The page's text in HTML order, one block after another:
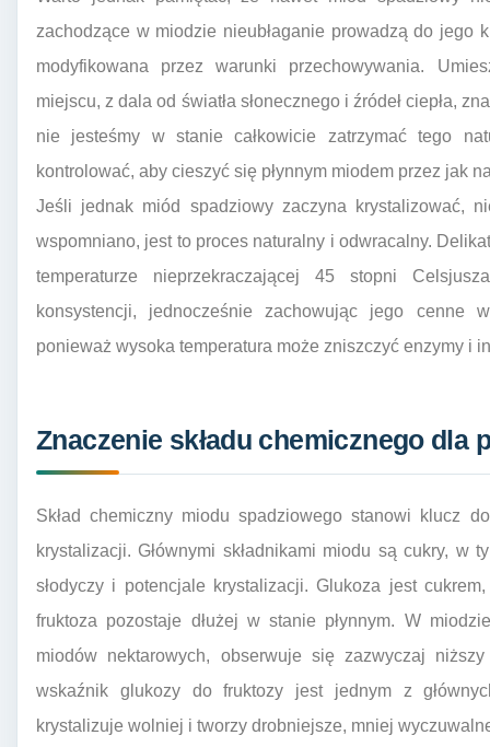
zachodzące w miodzie nieubłaganie prowadzą do jego
modyfikowana przez warunki przechowywania.
miejscu, z dala od światła słonecznego i źródeł ciepła,
nie jesteśmy w stanie całkowicie zatrzymać tego
kontrolować, aby cieszyć się płynnym miodem przez jak
Jeśli jednak miód spadziowy zaczyna krystalizować,
wspomniano, jest to proces naturalny i odwracalny.
temperaturze nieprzekraczającej 45 stopni
konsystencji, jednocześnie zachowując jego cenne
ponieważ wysoka temperatura może zniszczyć enzymy i
Znaczenie składu chemicznego dla
Skład chemiczny miodu spadziowego stanowi klucz
krystalizacji. Głównymi składnikami miodu są cukry, w
słodyczy i potencjale krystalizacji. Glukoza jest
fruktoza pozostaje dłużej w stanie płynnym. W
miodów nektarowych, obserwuje się zazwyczaj
wskaźnik glukozy do fruktozy jest jednym z
krystalizuje wolniej i tworzy drobniejsze, mniej